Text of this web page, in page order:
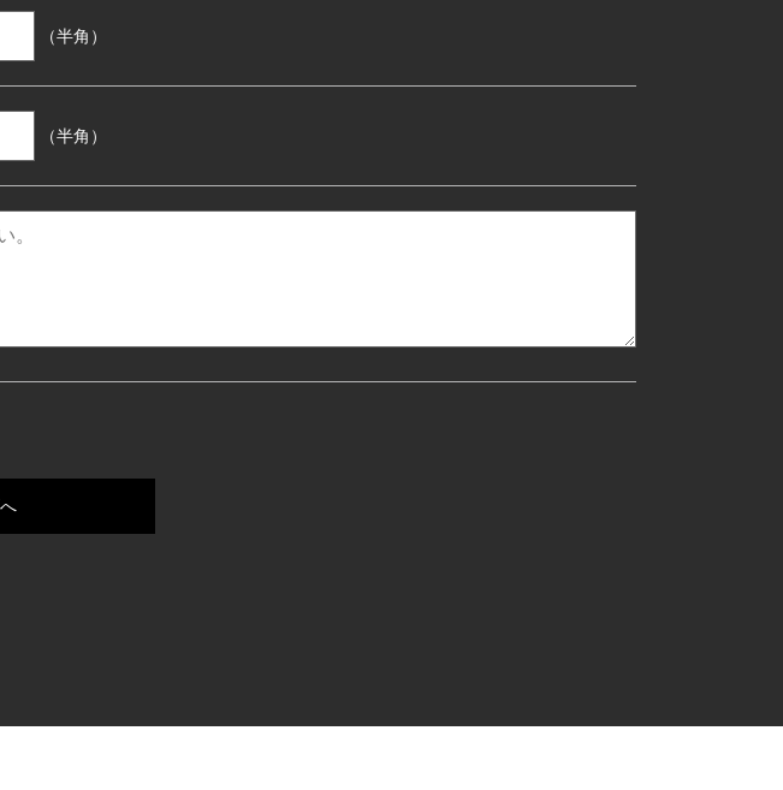
（半角）
（半角）